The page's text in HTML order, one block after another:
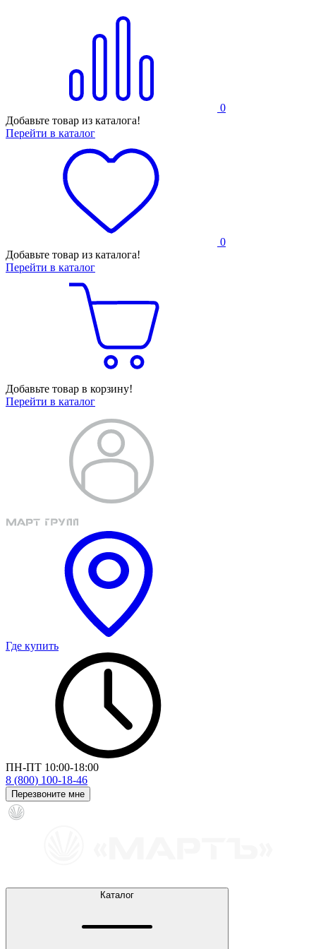
0
Добавьте товар из каталога!
Перейти в каталог
0
Добавьте товар из каталога!
Перейти в каталог
Добавьте товар в корзину!
Перейти в каталог
Где купить
ПН-ПТ 10:00-18:00
8 (800) 100-18-46
Перезвоните мне
Каталог